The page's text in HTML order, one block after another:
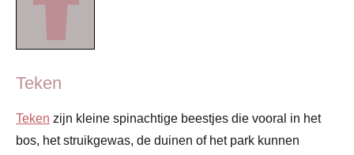
Teken
Teken zijn kleine spinachtige beestjes die vooral in het
bos, het struikgewas, de duinen of het park kunnen